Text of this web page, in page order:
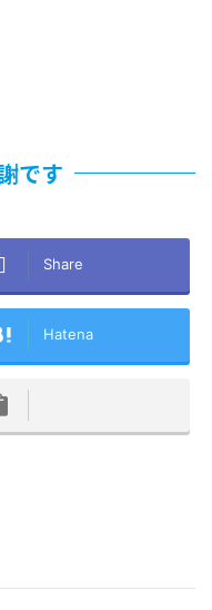
です
Share
Hatena